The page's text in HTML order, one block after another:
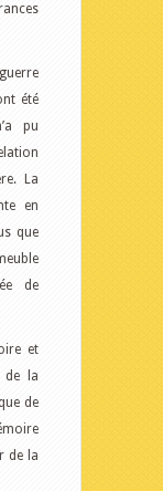
été
pu
La
en
que
de
et
de la
de
de la